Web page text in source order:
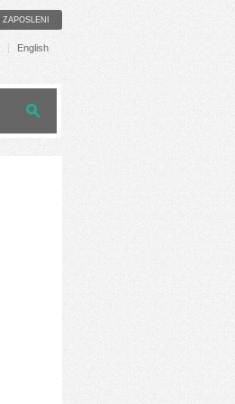
ZAPOSLENI
English